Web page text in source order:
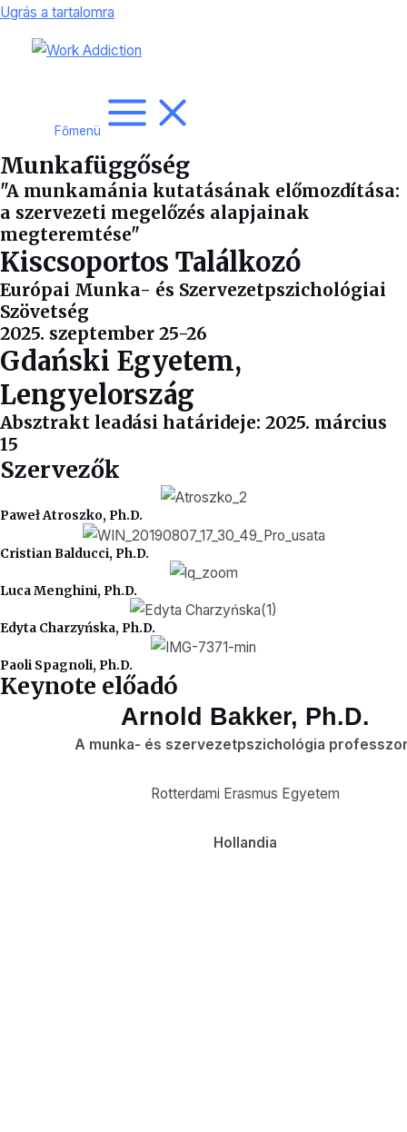
Ugrás a tartalomra
Főmenü
Munkafüggőség
"A munkamánia kutatásának előmozdítása:
a szervezeti megelőzés alapjainak
megteremtése"
Kiscsoportos Találkozó
Európai Munka- és Szervezetpszichológiai
Szövetség
2025. szeptember 25-26
Gdański Egyetem,
Lengyelország
Absztrakt leadási határideje: 2025. március
15
Szervezők
Paweł Atroszko, Ph.D.
Cristian Balducci, Ph.D.
Luca Menghini, Ph.D.
Edyta Charzyńska, Ph.D.
Paoli Spagnoli, Ph.D.
Keynote előadó
Arnold Bakker, Ph.D.
A munka- és szervezetpszichológia
Rotterdami Erasmus Egyetem
Hollandia